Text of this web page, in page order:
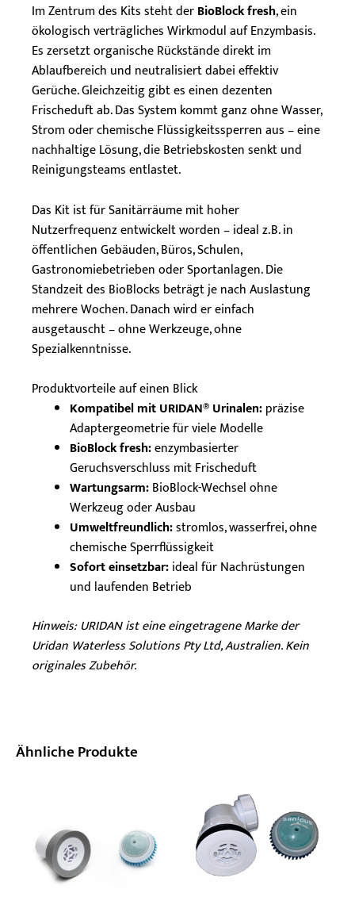
Im Zentrum des Kits steht derBioBlock fresh, ein
ökologisch verträgliches Wirkmodul auf Enzymbasis.
Es zersetzt organische Rückstände direkt im
Ablaufbereich und neutralisiert dabei effektiv
Gerüche. Gleichzeitig gibt es einen dezenten
Frischeduft ab. Das System kommt ganz ohne Wasser,
Strom oder chemische Flüssigkeitssperren aus – eine
nachhaltige Lösung, die Betriebskosten senkt und
Reinigungsteams entlastet.
Das Kit ist für Sanitärräume mit hoher
Nutzerfrequenz entwickelt worden – ideal z. B. in
öffentlichen Gebäuden, Büros, Schulen,
Gastronomiebetrieben oder Sportanlagen. Die
Standzeit des BioBlocks beträgt je nach Auslastung
mehrere Wochen. Danach wird er einfach
ausgetauscht – ohne Werkzeuge, ohne
Spezialkenntnisse.
Produktvorteile auf einen Blick
Kompatibel mit URIDAN® Urinalen:präzise
Adaptergeometrie für viele Modelle
BioBlock fresh:enzymbasierter
Geruchsverschluss mit Frischeduft
Wartungsarm:BioBlock-Wechsel ohne
Werkzeug oder Ausbau
Umweltfreundlich:stromlos, wasserfrei, ohne
chemische Sperrflüssigkeit
Sofort einsetzbar:ideal für Nachrüstungen
und laufenden Betrieb
Hinweis: URIDAN ist eine eingetragene Marke der
Uridan Waterless Solutions Pty Ltd, Australien. Kein
originales Zubehör.
Ähnliche Produkte